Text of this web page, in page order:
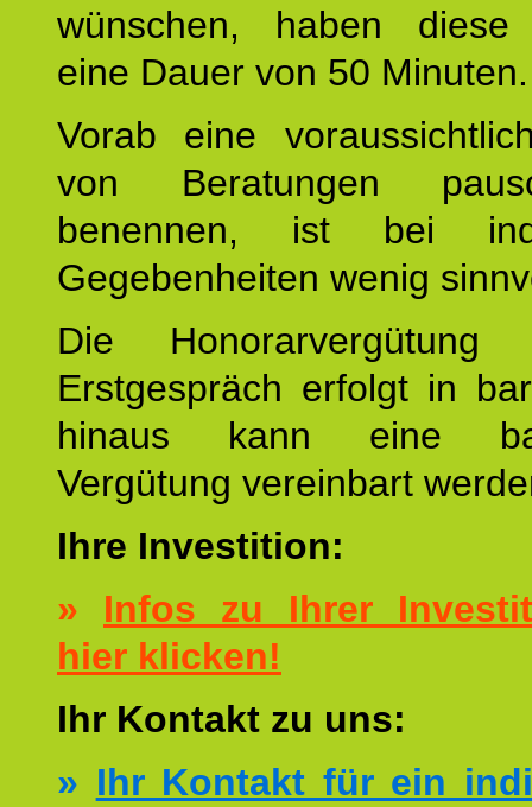
wünschen, haben diese
eine Dauer von 50 Minuten.
Vorab eine
von Beratungen
benennen, ist bei
Gegebenheiten wenig
Die
Erstgespräch erfolgt in
hinaus kann eine
Vergütung vereinbart
Ihre Investition:
» Infos zu Ihrer
hier klicken!
Ihr Kontakt zu uns:
» Ihr Kontakt für ein